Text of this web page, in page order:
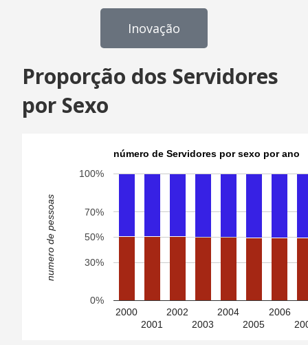
Inovação
Proporção dos Servidores
por Sexo
número de Servidores por sexo por ano
2000
2001
2002
2003
2004
2005
2006
0%
30%
50%
70%
100%
numero de pessoas